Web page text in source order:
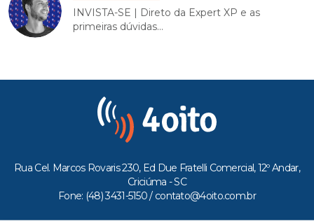
INVISTA-SE | Direto da Expert XP e as
primeiras dúvidas...
Rua Cel. Marcos Rovaris 230, Ed Due Fratelli Comercial, 12º Andar,
Criciúma - SC
Fone: (48) 3431-5150 / contato@4oito.com.br